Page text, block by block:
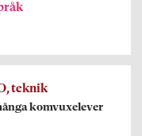
teknik
komvuxelever